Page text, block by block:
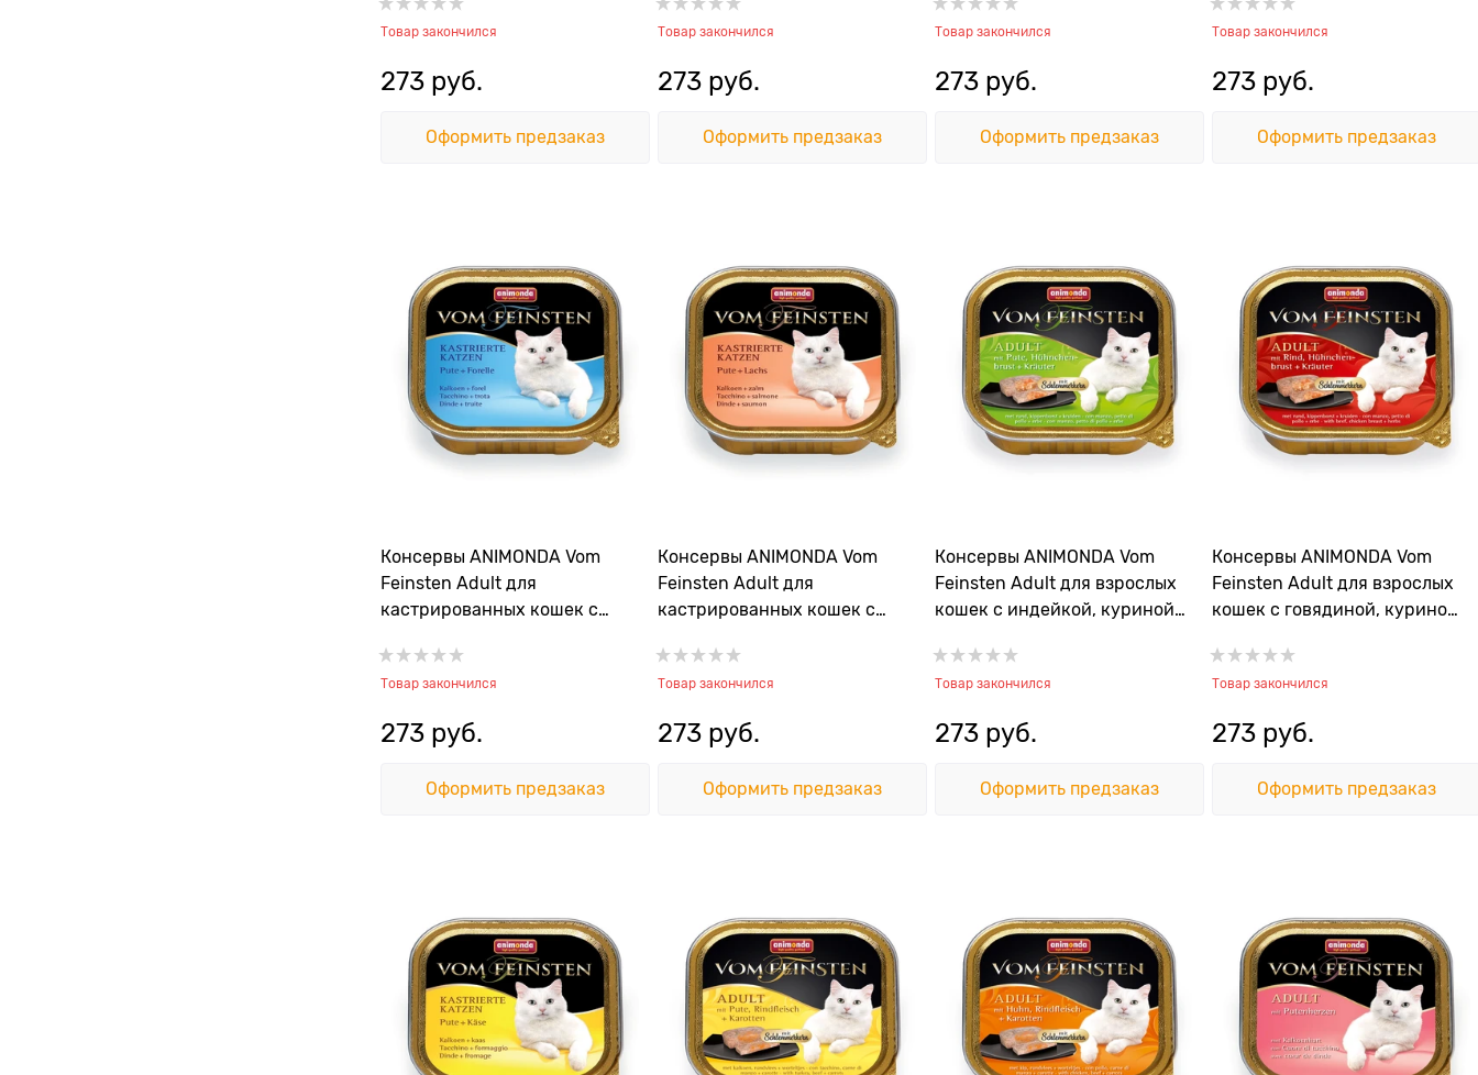
Товар закончился
273 руб.
Оформить предзаказ
Товар закончился
273 руб.
Оформить предзаказ
Товар закончился
273 руб.
Оформить предзаказ
Товар закончился
273 руб.
Оформить предзаказ
Консервы ANIMONDA Vom
Feinsten Adult для
кастрированных кошек с
Товар закончился
273 руб.
Оформить предзаказ
Консервы ANIMONDA Vom
Feinsten Adult для
кастрированных кошек с
Товар закончился
273 руб.
Оформить предзаказ
Консервы ANIMONDA Vom
Feinsten Adult для взрослых
кошек с индейкой, куриной
Товар закончился
273 руб.
Оформить предзаказ
Консервы ANIMONDA Vom
Feinsten Adult для взрослых
кошек с говядиной, куриной
Товар закончился
273 руб.
Оформить предзаказ